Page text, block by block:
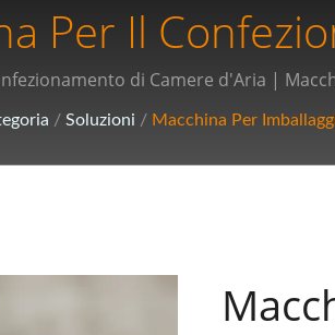
Per Il
E
di Camere d'Aria |
/ Soluzioni / Macchina Per